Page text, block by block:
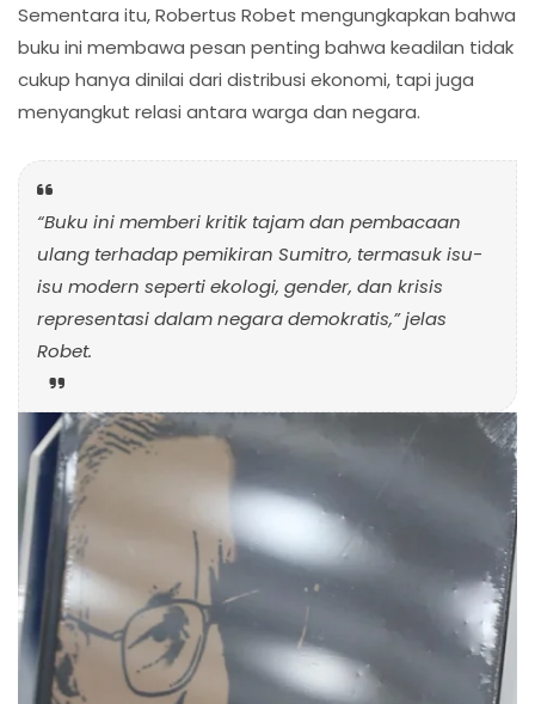
Sementara itu, Robertus Robet mengungkapkan bahwa
buku ini membawa pesan penting bahwa keadilan tidak
cukup hanya dinilai dari distribusi ekonomi, tapi juga
menyangkut relasi antara warga dan negara.
“Buku ini memberi kritik tajam dan pembacaan
ulang terhadap pemikiran Sumitro, termasuk isu-
isu modern seperti ekologi, gender, dan krisis
representasi dalam negara demokratis,”jelas
Robet.